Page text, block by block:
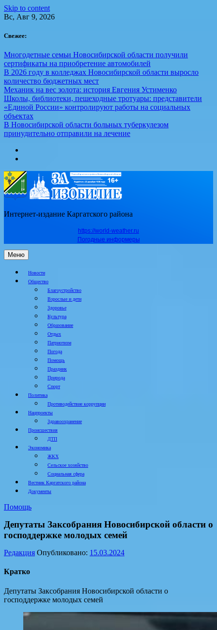
Skip to content
Вс, Авг 9, 2026
Свежее:
Многодетные семьи Новосибирской области получили
сертификаты на приобретение автомобилей
В 2026 году в колледжах Новосибирской области выросло
количество бюджетных мест
Механик на вес золота: история Евгения Устименко
Школы, библиотеки, пешеходные тротуары: представители
«Единой России» контролируют работы на социальных
объектах
В Новосибирской области больных туберкулезом
принудительно отправили на лечение
Интернет-издание Каргатского района
https://world-weather.ru
Погодные информеры
Меню
Новости
Общество
Благоустройство
Взрослые и дети
Здоровье
Культура
Образование
Отдых
Патриотизм
Погода
Помощь
Праздник
Природа
Спорт
Политика
Противодействие коррупции
Нацпроекты
Здравоохранение
Происшествия
ДТП
Экономика
ЖКХ
Сельское хозяйство
Социальная сфера
Вестник Каргатского района
Документы
Помощь
Депутаты Заксобрания Новосибирской области о
господдержке молодых семей
Редакция Опубликовано: 15.03.2024
Кратко
Депутаты Заксобрания Новосибирской области о
господдержке молодых семей